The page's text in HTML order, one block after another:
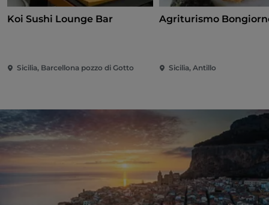
Koi Sushi Lounge Bar
Sicilia, Barcellona pozzo di Gotto
Agriturismo
Sicilia, Antillo